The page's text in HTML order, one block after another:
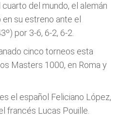
del mundo, el alemán
su estreno ante el
por 3-6, 6-2, 6-2.
cinco torneos esta
Masters 1000, en Roma y
el español Feliciano López,
francés Lucas Pouille.